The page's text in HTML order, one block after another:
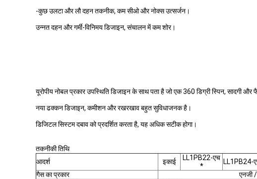
-कुछ उलटा और लौ दहन तकनीक, कम सीओ और नोक्स उत्सर्जन।
उन्नत दहन और गर्मी-विनिमय डिजाइन, संचालन में कम शोर।
यूरोपीय नोबल प्रकार उपस्थिति डिजाइन के साथ पता है जो एक 360 डिग्री स्पिन, सादगी
नया ढक्कन डिजाइन, कमीशन और रखरखाव बहुत सुविधाजनक है।
डिजिटल सिस्टम दबाव को प्रदर्शित करता है, यह अधिक सटीक होगा।
तकनीकी तिथि
आदर्श
इकाई
LL1PB22-एच
*
LL1PB24-
गैस का प्रकार
एनजी